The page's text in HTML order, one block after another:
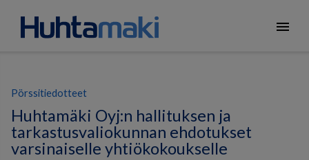
menu
Pörssitiedotteet
Huhtamäki Oyj:n hallituksen ja
tarkastusvaliokunnan ehdotukset
varsinaiselle yhtiökokoukselle